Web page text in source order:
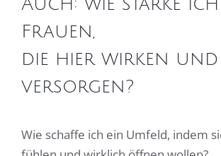
Frauen,
die hier wirken
versorgen?
Wie schaffe ich ein Umfeld, indem